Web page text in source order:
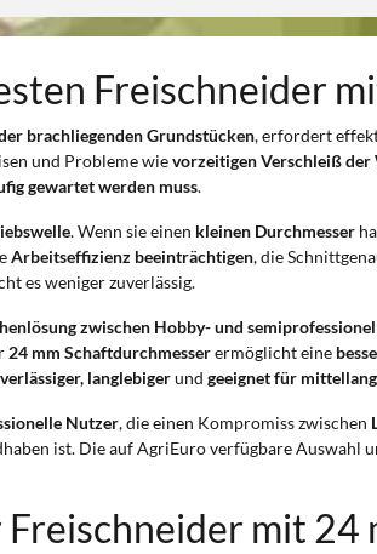
Freischneider
brachliegenden Grundstücken, erfordert
und Probleme wievorzeitigen Verschleiß der
gewartet werden muss.
. Wenn sie einen kleinen Durchmesser
Arbeitseffizienz beeinträchtigen, die
es weniger zuverlässig.
zwischen Hobby- und
24 mm Schaftdurchmesserermöglicht eine
langlebigerund geeignet für
Nutzer, die einen Kompromiss zwischen
ist. Die auf AgriEuro verfügbare Auswahl
mit 24